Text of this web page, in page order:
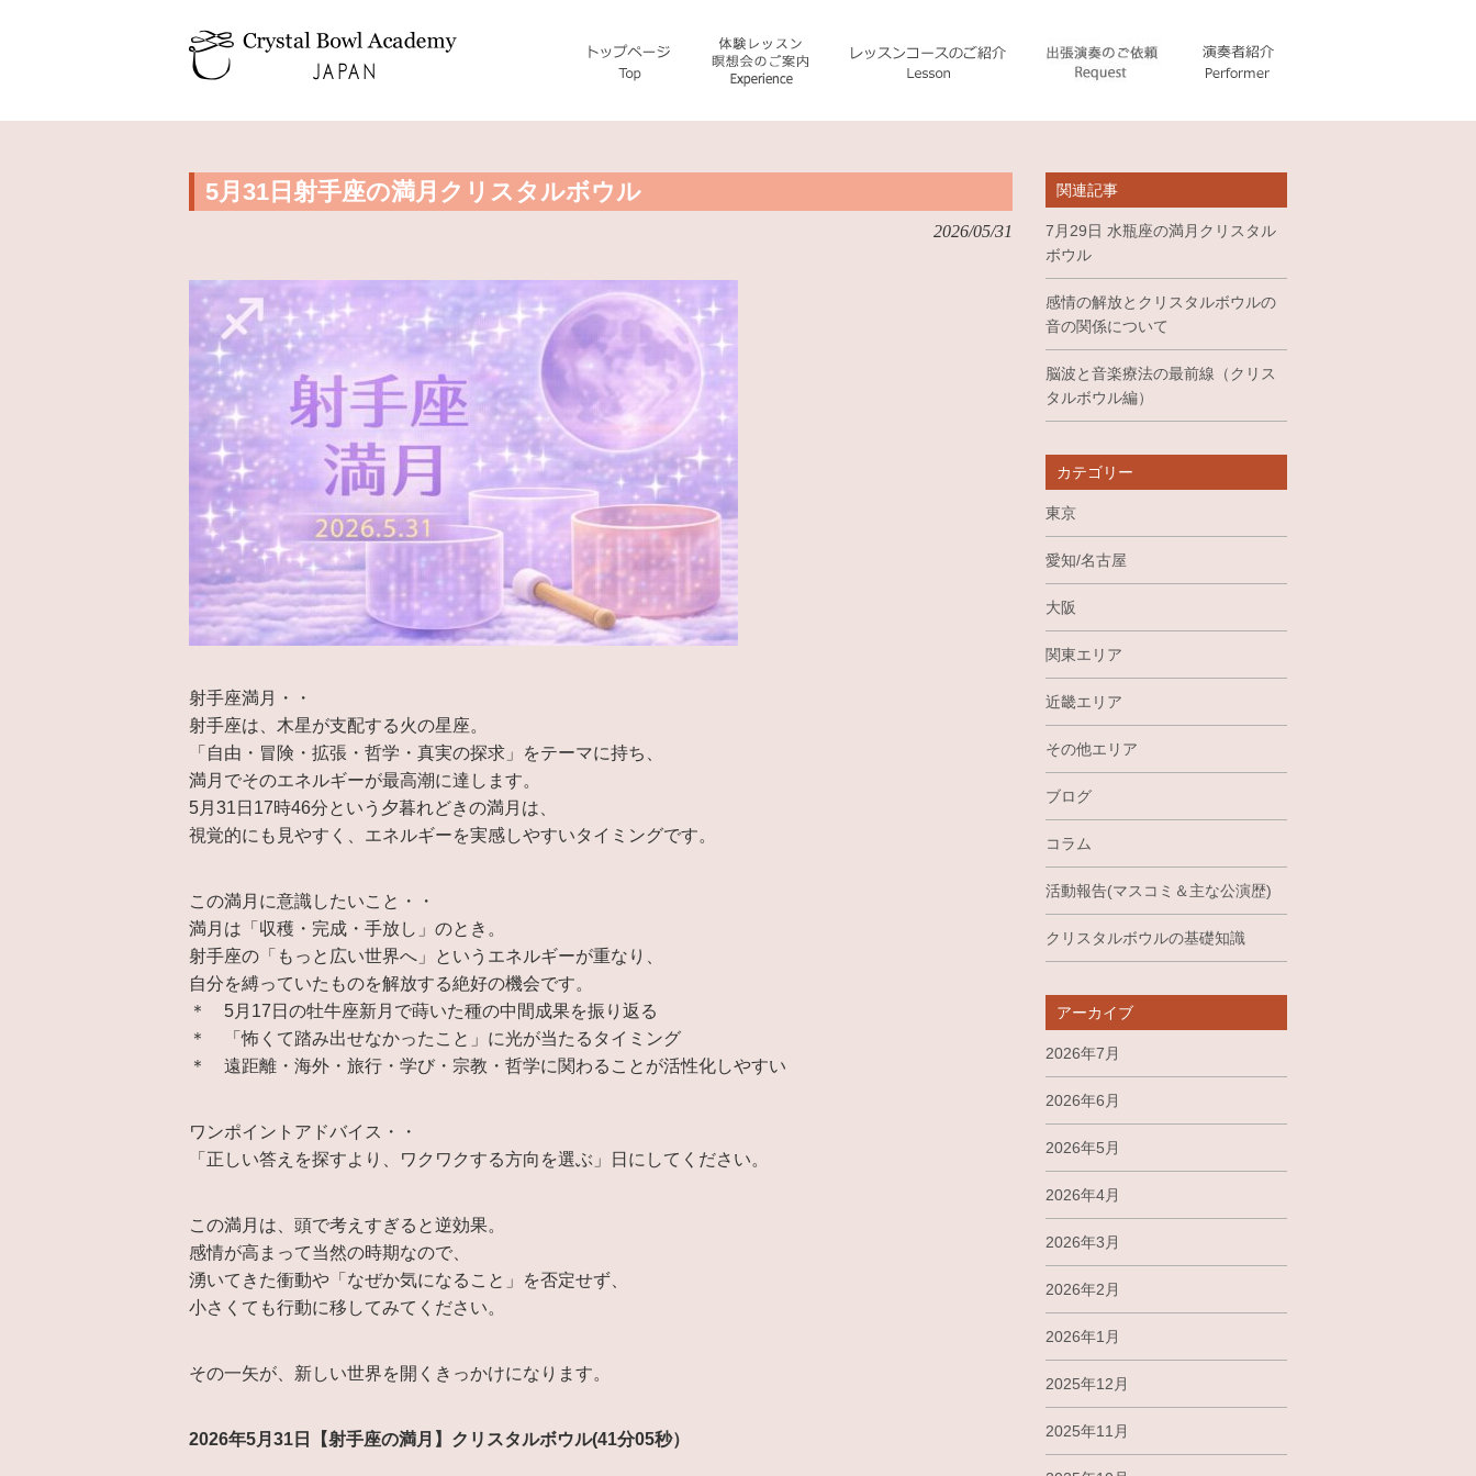
5月31日射手座の満月クリスタルボウル
2026/05/31
射手座満月・・
射手座は、木星が支配する火の星座。
「自由・冒険・拡張・哲学・真実の探求」をテーマに持ち、
満月でそのエネルギーが最高潮に達します。
5月31日17時46分という夕暮れどきの満月は、
視覚的にも見やすく、エネルギーを実感しやすいタイミングです。
この満月に意識したいこと・・
満月は「収穫・完成・手放し」のとき。
射手座の「もっと広い世界へ」というエネルギーが重なり、
自分を縛っていたものを解放する絶好の機会です。
＊ 5月17日の牡牛座新月で蒔いた種の中間成果を振り返る
＊ 「怖くて踏み出せなかったこと」に光が当たるタイミング
＊ 遠距離・海外・旅行・学び・宗教・哲学に関わることが活性化しやすい
ワンポイントアドバイス・・
「正しい答えを探すより、ワクワクする方向を選ぶ」日にしてください。
この満月は、頭で考えすぎると逆効果。
感情が高まって当然の時期なので、
湧いてきた衝動や「なぜか気になること」を否定せず、
小さくても行動に移してみてください。
その一矢が、新しい世界を開くきっかけになります。
2026年5月31日【射手座の満月】クリスタルボウル(41分05秒）
関連記事
7月29日 水瓶座の満月クリスタル
ボウル
感情の解放とクリスタルボウルの
音の関係について
脳波と音楽療法の最前線（クリス
タルボウル編）
カテゴリー
東京
愛知/名古屋
大阪
関東エリア
近畿エリア
その他エリア
ブログ
コラム
活動報告(マスコミ＆主な公演歴)
クリスタルボウルの基礎知識
アーカイブ
2026年7月
2026年6月
2026年5月
2026年4月
2026年3月
2026年2月
2026年1月
2025年12月
2025年11月